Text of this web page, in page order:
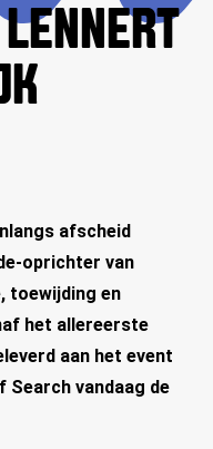
afscheid
oprichter van
toewijding en
het allereerste
aan het event
Search vandaag de